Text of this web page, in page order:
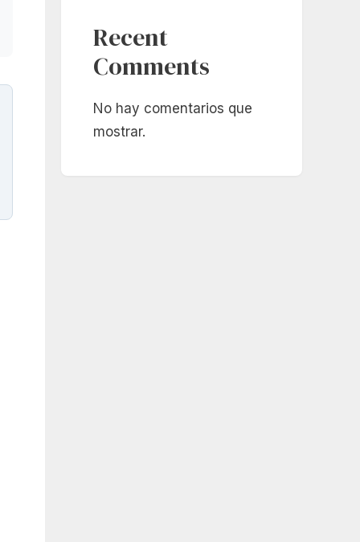
Recent
Comments
No hay comentarios que
mostrar.